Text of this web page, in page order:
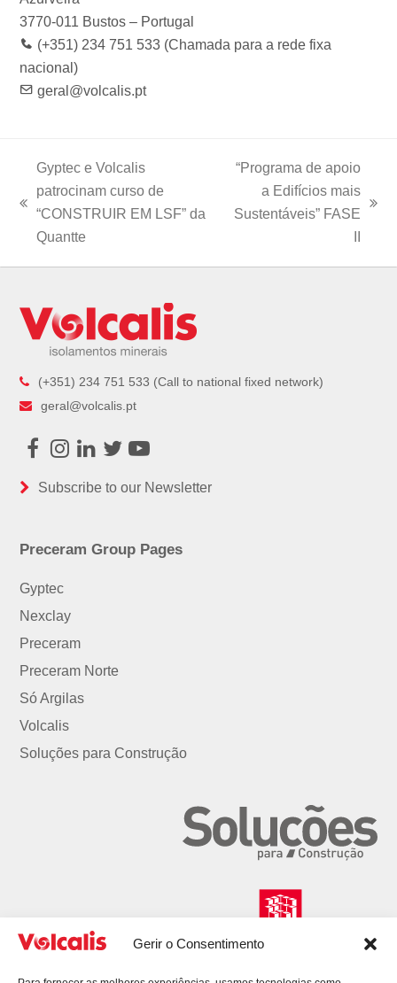
Gerir o Consentimento
m
3770-011 Bustos – Portugal
(+351) 234 751 533 (Chamada para a rede fixa
nacional)
geral@volcalis.pt
previous
post:
Gyptec e Volcalis
patrocinam curso de
“CONSTRUIR EM LSF” da
Quantte
next
“Programa de apoio
a Edifícios mais
Sustentáveis” FASE
(+351) 234 751 533 (Call to national fixed network)
geral@volcalis.pt
Facebook
Instagram
LinkedIn
TwitterYoutube
Subscribe to our Newsletter
Preceram Group Pages
Gyptec
Nexclay
Preceram
Preceram Norte
Só Argilas
Volcalis
Soluções para Construção